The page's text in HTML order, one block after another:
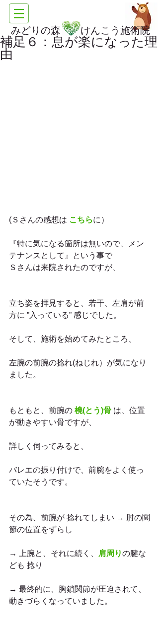
みどりの森 けんこう施術院
補足６：息が楽になった理
由
(Ｓさんの感想は こちらに）
『特に気になる箇所は無いので、メン
テナンスとして』という事で
Ｓさんは来院されたのですが、
立ち姿を拝見すると、若干、左肩が前
方に ”入っている” 感じでした。
そして、施術を始めてみたところ、
左腕の前腕の捻れ(ねじれ）が気になり
ました。
もともと、前腕の 橈(とう)骨 は、位置
が動きやすい骨ですが、
詳しく伺ってみると、
バレエの振り付けで、前腕をよく使っ
ていたそうです。
その為、前腕が 捻れてしまい → 肘の関
節の位置をずらし
→ 上腕と、それに続く、 肩周りの腱な
ども 捻り
→ 最終的に、胸鎖関節が圧迫されて、
動きづらくなっていました。